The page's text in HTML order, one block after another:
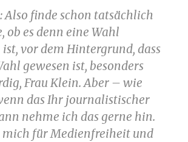
: Also finde schon tatsächlich
ob es denn eine Wahl
ist, vor dem Hintergrund, dass
gewesen ist, besonders
Frau Klein. Aber – wie
das Ihr journalistischer
nehme ich das gerne hin.
mich für Medienfreiheit und